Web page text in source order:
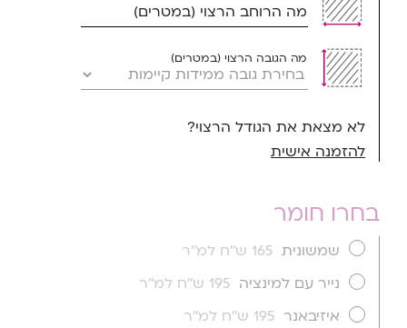
מה הרוחב הרצוי (במטרים)
מה הגובה הרצוי (במטרים)
לא מצאת את הגודל הרצוי?
להזמנה אישית
בחרו חומר
שמשונית 165 ש''ח למ''ר
נייר עם למינציה 195 ש''ח למ''ר
איזיבאנר 195 ש''ח למ''ר